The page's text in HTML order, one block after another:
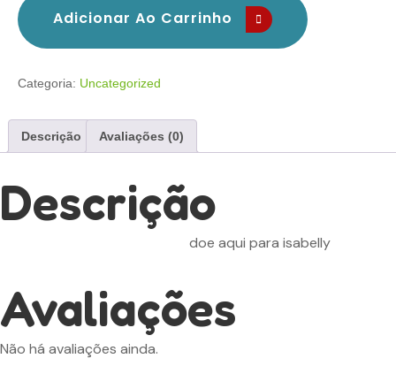
isabelly
tavares
quantidade
Adicionar Ao Carrinho
Adicionar Ao Carrinho
Categoria: Uncategorized
Descrição Avaliações (0)
Descrição
doe aqui para isabelly
Avaliações
Não há avaliações ainda.